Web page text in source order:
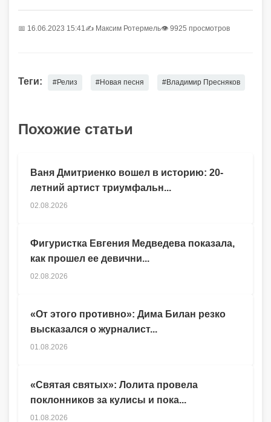
📅 16.06.2023 15:41✍️ Максим Ротермель👁 9925 просмотров
Теги: #Релиз #Новая песня #Владимир Пресняков
Похожие статьи
Ваня Дмитриенко вошел в историю: 20-
летний артист триумфальн...
02.08.2026
Фигуристка Евгения Медведева показала,
как прошел ее девични...
02.08.2026
«От этого противно»: Дима Билан резко
высказался о журналист...
01.08.2026
«Святая святых»: Лолита провела
поклонников за кулисы и пока...
01.08.2026